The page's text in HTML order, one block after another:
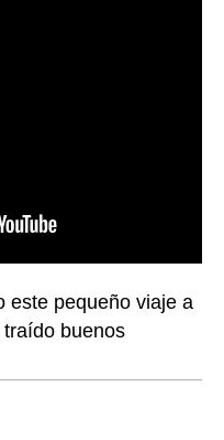
este pequeño viaje a
buenos